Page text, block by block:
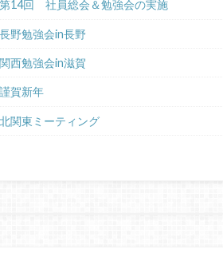
第14回 社員総会＆勉強会の実施
長野勉強会in長野
関西勉強会in滋賀
謹賀新年
北関東ミーティング